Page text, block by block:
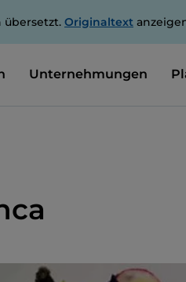
übersetzt. Originaltext
Unternehmungen